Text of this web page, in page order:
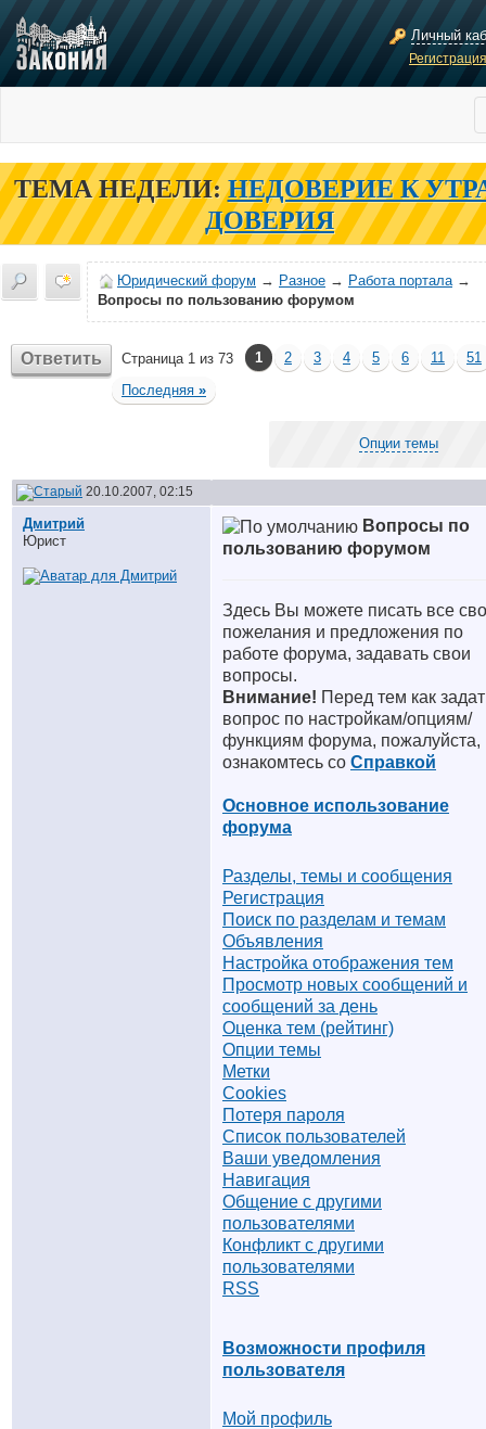
Личный
ТЕМА НЕДЕЛИ: НЕДОВЕРИЕ К
ДОВЕРИЯ
Юридический форум → Разное → Работа портала→
Вопросы по пользованию форумом
Ответить Страница 1 из 73 1 2 3 4 5 6 11
51
Последняя »
Опции темы
20.10.2007, 02:15
Дмитрий
Юрист
Вопросы по
пользованию форумом
Здесь Вы можете писать все
пожелания и предложения по
работе форума, задавать свои
вопросы.
Внимание! Перед тем как
вопрос по настройкам/опциям/
функциям форума, пожалуйста,
ознакомтесь со Справкой
Основное использование
форума
Разделы, темы и сообщения
Регистрация
Поиск по разделам и темам
Объявления
Настройка отображения тем
Просмотр новых сообщений и
сообщений за день
Оценка тем (рейтинг)
Опции темы
Метки
Cookies
Потеря пароля
Список пользователей
Ваши уведомления
Навигация
Общение с другими
пользователями
Конфликт с другими
пользователями
RSS
Возможности профиля
пользователя
Мой профиль